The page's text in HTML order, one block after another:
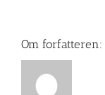
Om forfatteren: